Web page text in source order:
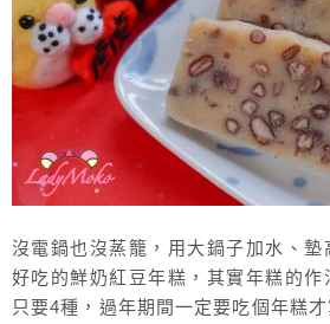
沒電鍋也沒蒸籠，用大鍋子加水、墊
好吃的鮮奶紅豆年糕，其實年糕的
只要4種，過年期間一定要吃個年糕